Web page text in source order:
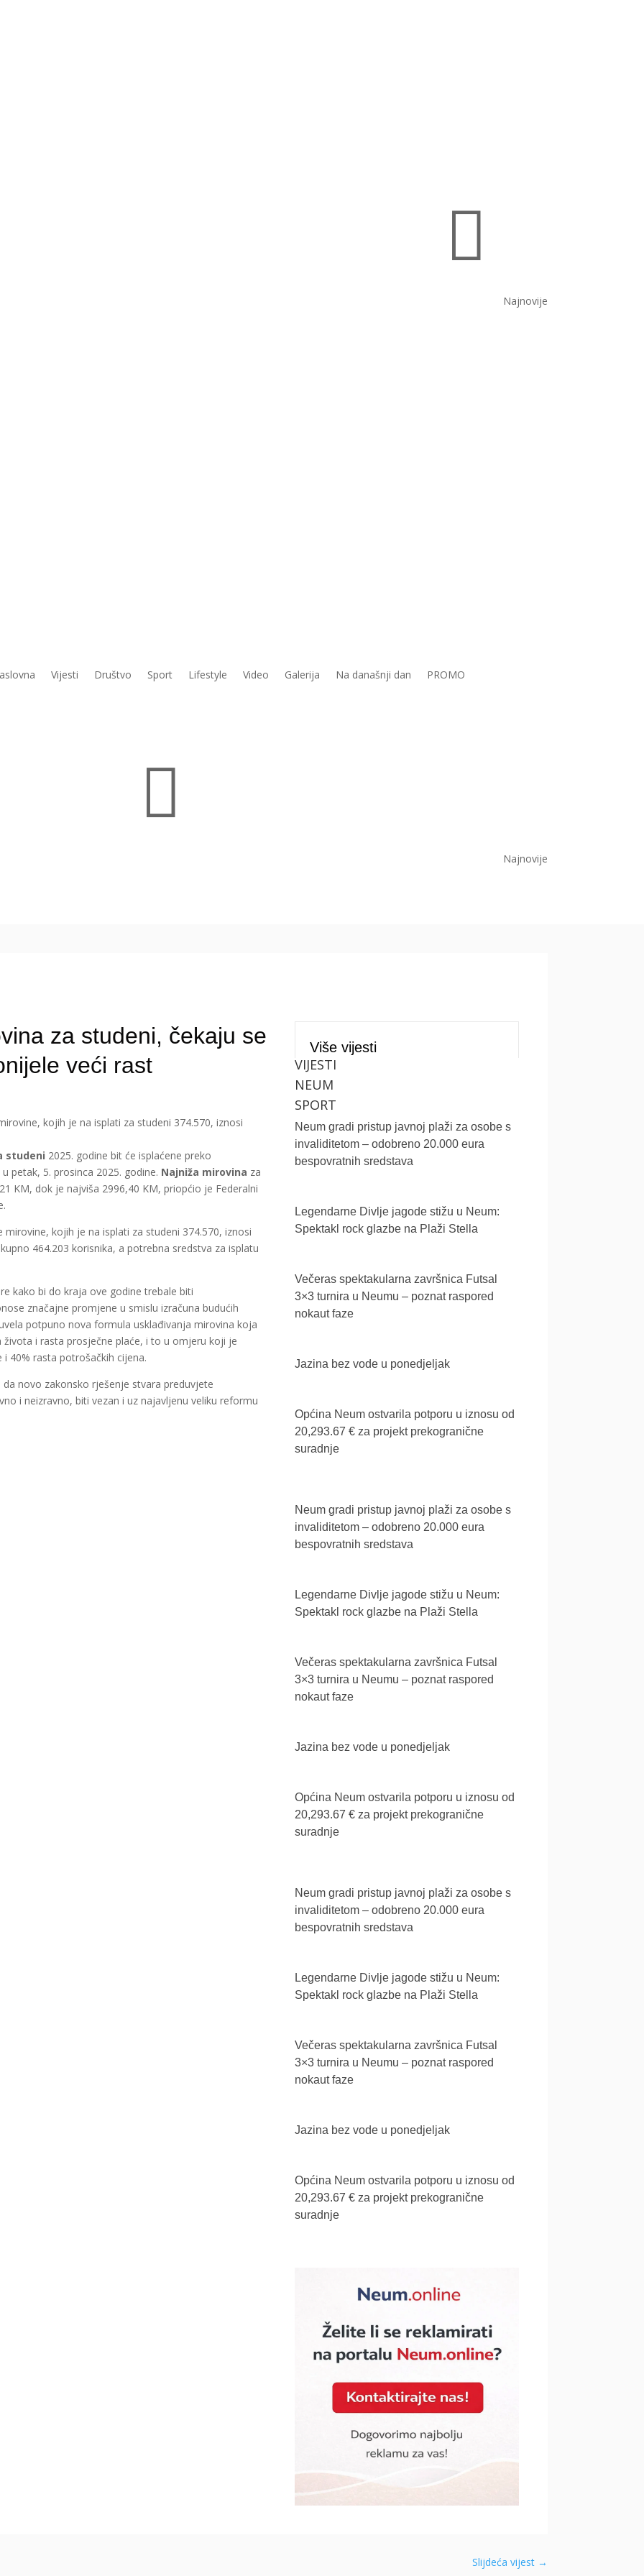

Najnovije
Vijesti Društvo Sport Lifestyle Video Galerija Na današnji dan PROMO

Najnovije
za studeni, čekaju se
veći rast
kojih je na isplati za studeni 374.570, iznosi
studeni 2025. godine bit će isplaćene preko
petak, 5. prosinca 2025. godine. Najniža mirovina za
KM, dok je najviša 2996,40 KM, priopćio je Federalni
kojih je na isplati za studeni 374.570, iznosi
464.203 korisnika, a potrebna sredstva za isplatu
kako bi do kraja ove godine trebale biti
značajne promjene u smislu izračuna budućih
potpuno nova formula usklađivanja mirovina koja
i rasta prosječne plaće, i to u omjeru koji je
40% rasta potrošačkih cijena.
novo zakonsko rješenje stvara preduvjete
i neizravno, biti vezan i uz najavljenu veliku reformu
Više vijesti
VIJESTI
NEUM
SPORT
Neum gradi pristup javnoj plaži za osobe s
invaliditetom – odobreno 20.000 eura
bespovratnih sredstava
Legendarne Divlje jagode stižu u Neum:
Spektakl rock glazbe na Plaži Stella
Večeras spektakularna završnica Futsal
3×3 turnira u Neumu – poznat raspored
nokaut faze
Jazina bez vode u ponedjeljak
Općina Neum ostvarila potporu u iznosu od
20,293.67 € za projekt prekogranične
suradnje
Neum gradi pristup javnoj plaži za osobe s
invaliditetom – odobreno 20.000 eura
bespovratnih sredstava
Legendarne Divlje jagode stižu u Neum:
Spektakl rock glazbe na Plaži Stella
Večeras spektakularna završnica Futsal
3×3 turnira u Neumu – poznat raspored
nokaut faze
Jazina bez vode u ponedjeljak
Općina Neum ostvarila potporu u iznosu od
20,293.67 € za projekt prekogranične
suradnje
Neum gradi pristup javnoj plaži za osobe s
invaliditetom – odobreno 20.000 eura
bespovratnih sredstava
Legendarne Divlje jagode stižu u Neum:
Spektakl rock glazbe na Plaži Stella
Večeras spektakularna završnica Futsal
3×3 turnira u Neumu – poznat raspored
nokaut faze
Jazina bez vode u ponedjeljak
Općina Neum ostvarila potporu u iznosu od
20,293.67 € za projekt prekogranične
suradnje
Slijdeća vijest→